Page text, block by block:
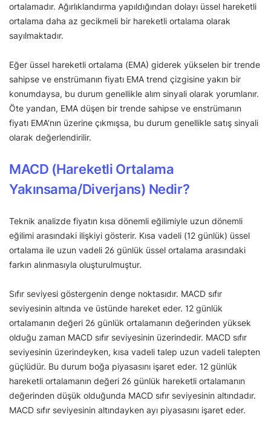
ortalamadır. Ağırlıklandırma yapıldığından dolayı üssel hareketli
ortalama daha az gecikmeli bir hareketli ortalama olarak
sayılmaktadır.
Eğer üssel hareketli ortalama (EMA) giderek yükselen bir trende
sahipse ve enstrümanın fiyatı EMA trend çizgisine yakın bir
konumdaysa, bu durum genellikle alım sinyali olarak yorumlanır.
Öte yandan, EMA düşen bir trende sahipse ve enstrümanın
fiyatı EMA’nın üzerine çıkmışsa, bu durum genellikle satış sinyali
olarak değerlendirilir.
MACD (Hareketli Ortalama
Yakınsama/Diverjans) Nedir?
Teknik analizde fiyatın kısa dönemli eğilimiyle uzun dönemli
eğilimi arasındaki ilişkiyi gösterir. Kısa vadeli (12 günlük) üssel
ortalama ile uzun vadeli 26 günlük üssel ortalama arasındaki
farkın alınmasıyla oluşturulmuştur.
Sıfır seviyesi göstergenin denge noktasıdır. MACD sıfır
seviyesinin altında ve üstünde hareket eder. 12 günlük
ortalamanın değeri 26 günlük ortalamanın değerinden yüksek
olduğu zaman MACD sıfır seviyesinin üzerindedir. MACD sıfır
seviyesinin üzerindeyken, kısa vadeli talep uzun vadeli talepten
güçlüdür. Bu durum boğa piyasasını işaret eder. 12 günlük
hareketli ortalamanın değeri 26 günlük hareketli ortalamanın
değerinden düşük olduğunda MACD sıfır seviyesinin altındadır.
MACD sıfır seviyesinin altındayken ayı piyasasını işaret eder.